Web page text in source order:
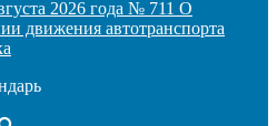
2026 года № 711 О
движения автотранспорта